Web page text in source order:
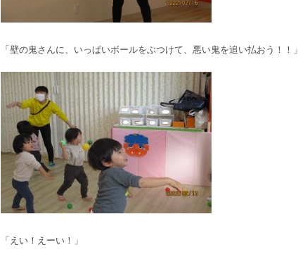
「壁の鬼さんに、いっぱいボールをぶつけて、悪い鬼を追い払おう！！」
「えい！えーい！」